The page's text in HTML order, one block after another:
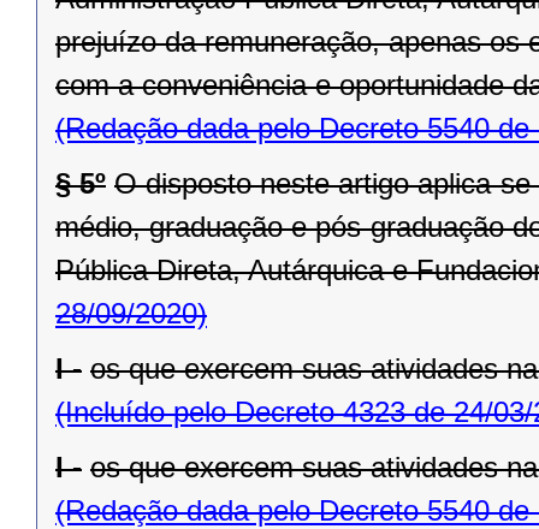
prejuízo da remuneração, apenas os
com a conveniência e oportunidade
(Redação dada pelo Decreto 5540 de
§ 5º O disposto neste artigo aplica-
médio, graduação e pós-graduação
Pública Direta, Autárquica e
28/09/2020)
I - os que exercem suas atividades
(Incluído pelo Decreto 4323 de 24/
I - os que exercem suas atividades
(Redação dada pelo Decreto 5540 de